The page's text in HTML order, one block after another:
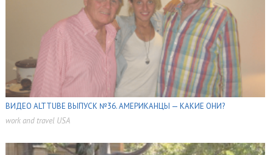
ВИДЕО ALTTUBE ВЫПУСК №36. АМЕРИКАНЦЫ — КАКИЕ ОНИ?
work and travel USA